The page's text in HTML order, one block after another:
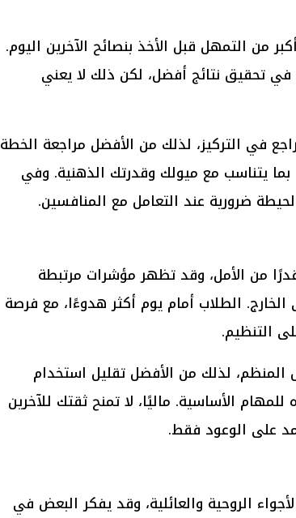
من التمهل قبل الأخذ بنصائح الآخرين اليوم.
تحقيق نتائج أفضل، لكن ذلك لا يعني
في التركيز، لذلك من الأفضل مراجعة الخطة
بما يتناسب مع ميولك وقدرتك الذهنية. وفي
ضرورية عند التعامل مع المنافسين.
من الأمل، وقد تظهر مؤشرات مرتبطة
الطلاب أمام يوم أكثر هدوءًا، مع فرصة
التنظيم.
المنظم، لذلك من الأفضل تقليل استخدام
للمهام الأساسية. ماليًا، لا تمنح ثقتك للآخرين
على الوعود فقط.
الروحية والعائلية، وقد يفكر البعض في